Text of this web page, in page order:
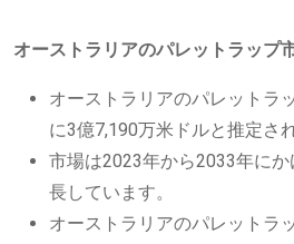
オーストラリアのパレットラップ
オーストラリアのパレットラ
に3億7,190万米ドルと推定さ
市場は2023年から2033年にか
長しています。
オーストラリアのパレットラ